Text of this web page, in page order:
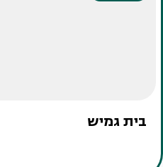
בית גמיש